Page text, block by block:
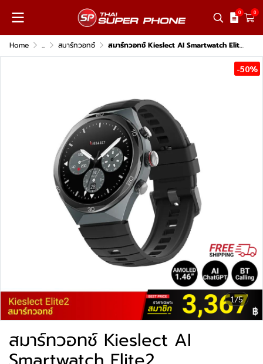
0 0
Home ... สมาร์ทวอทช์ สมาร์ทวอทช์ Kieslect AI Smartwatch Elite2
1/5
-50%
สมาร์ทวอทช์ Kieslect AI